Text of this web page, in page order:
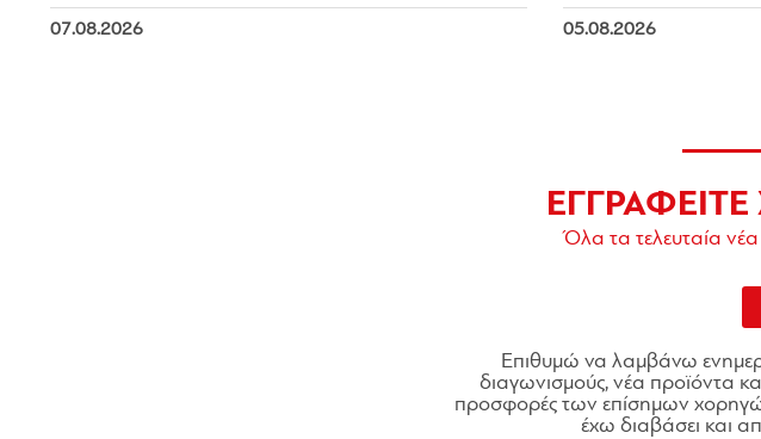
07.08.2026 05.08.2026
ΕΓΓΡΑΦΕΙΤΕ
Όλα τα τελευταία
Επιθυμώ να λαμβάνω
διαγωνισμούς, νέα προϊόντα
προσφορές των επίσημων
έχω διαβάσει και